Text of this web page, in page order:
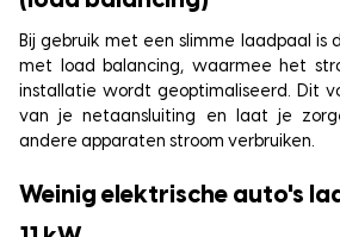
Bij gebruik met een slimme laadpaal is
met load balancing, waarmee het
installatie wordt geoptimaliseerd. Dit
van je netaansluiting en laat je
andere apparaten stroom verbruiken.
Weinig elektrische auto's